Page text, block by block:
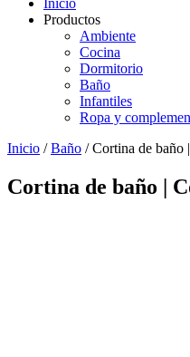
Productos
Ambiente
Cocina
Dormitorio
Baño
Infantiles
Ropa y
Inicio /Baño / Cortina de baño
Cortina de baño |